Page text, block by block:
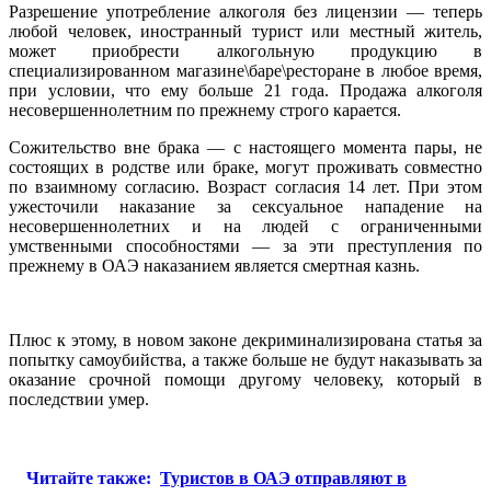
Разрешение употребление алкоголя без лицензии — теперь
любой человек, иностранный турист или местный житель,
может приобрести алкогольную продукцию в
специализированном магазине\баре\ресторане в любое время,
при условии, что ему больше 21 года. Продажа алкоголя
несовершеннолетним по прежнему строго карается.
Сожительство вне брака — с настоящего момента пары, не
состоящих в родстве или браке, могут проживать совместно
по взаимному согласию. Возраст согласия 14 лет. При этом
ужесточили наказание за сексуальное нападение на
несовершеннолетних и на людей с ограниченными
умственными способностями — за эти преступления по
прежнему в ОАЭ наказанием является смертная казнь.
Плюс к этому, в новом законе декриминализирована статья за
попытку самоубийства, а также больше не будут наказывать за
оказание срочной помощи другому человеку, который в
последствии умер.
Читайте также: Туристов в ОАЭ отправляют в